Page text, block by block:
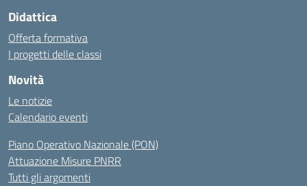
Didattica
Offerta formativa
I progetti delle classi
Novità
Le notizie
Calendario eventi
Piano Operativo Nazionale (PON)
Attuazione Misure PNRR
Tutti gli argomenti